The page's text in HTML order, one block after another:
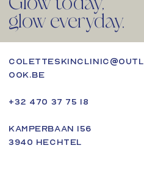
glow everyday.
coletteskinclinic@outl
ook.be
+32 470 37 75 18
Kamperbaan 156
3940 Hechtel